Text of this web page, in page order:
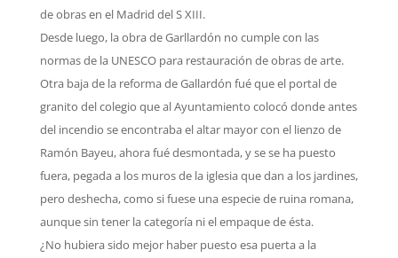
de obras en el Madrid del S XIII.
Desde luego, la obra de Garllardón no cumple con las
normas de la UNESCO para restauración de obras de arte.
Otra baja de la reforma de Gallardón fué que el portal de
granito del colegio que al Ayuntamiento colocó donde antes
del incendio se encontraba el altar mayor con el lienzo de
Ramón Bayeu, ahora fué desmontada, y se se ha puesto
fuera, pegada a los muros de la iglesia que dan a los jardines,
pero deshecha, como si fuese una especie de ruina romana,
aunque sin tener la categoría ni el empaque de ésta.
¿No hubiera sido mejor haber puesto esa puerta a la